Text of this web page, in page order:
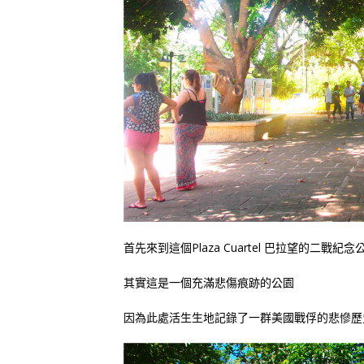
首先來到這個Plaza Cuartel 巴拉望的二戰紀念
其實這是一個充滿悲傷痕跡的公園
因為此處活生生地記錄了一群美國戰俘的悲慘